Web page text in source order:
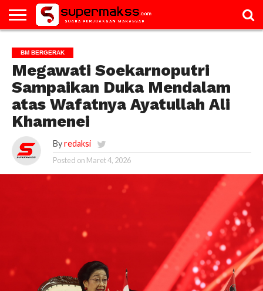
GALERI
ARTIKEL
BM
BERGERAK
PAC
PROFILE
VIDEO
BM BERGERAK
Megawati Soekarnoputri
Sampaikan Duka Mendalam
atas Wafatnya Ayatullah Ali
Khamenei
By redaksi
Posted on Maret 4, 2026